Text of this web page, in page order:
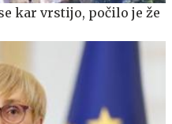
kar vrstijo, počilo je že